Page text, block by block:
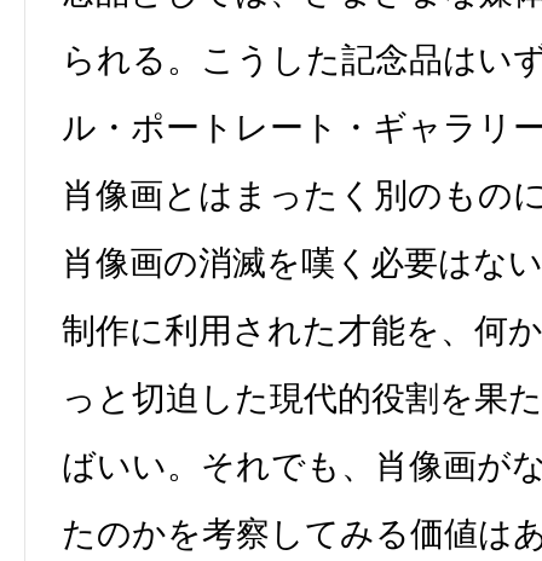
られる。こうした記念品はい
ル・ポートレート・ギャラリ
肖像画とはまったく別のもの
肖像画の消滅を嘆く必要はな
制作に利用された才能を、何
っと切迫した現代的役割を果
ばいい。それでも、肖像画が
たのかを考察してみる価値は